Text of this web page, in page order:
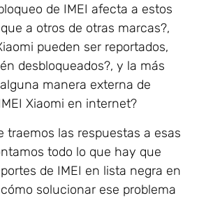
de IMEI afecta a estos
a otros de otras marcas?,
pueden ser reportados,
desbloqueados?, y la más
manera externa de
Xiaomi en internet?
traemos las respuestas a esas
todo lo que hay que
de IMEI en lista negra en
solucionar ese problema